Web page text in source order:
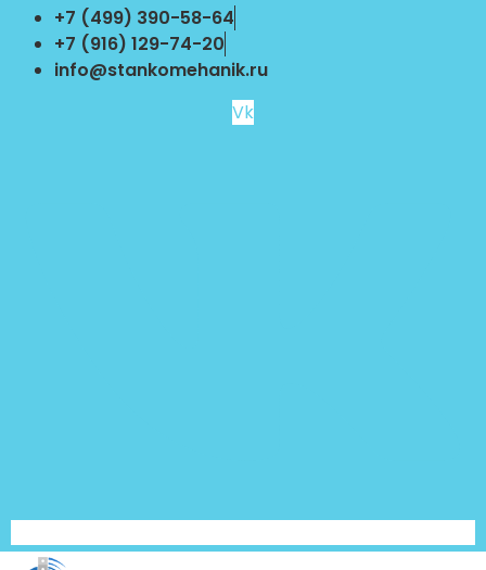
Перейти
содержимому
+7 (499) 390-58-64
+7 (916) 129-74-20
info@stankomehanik.ru
Vk